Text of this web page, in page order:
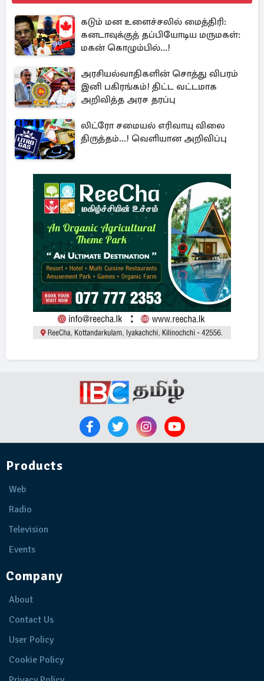
கடும் மன உளைச்சலில் மைத்திரி:
கனடாவுக்குத் தப்பியோடிய மருமகள்:
மகன் கொழும்பில்...!
அரசியல்வாதிகளின் சொத்து விபரம்
இனி பகிரங்கம்! திட்ட வட்டமாக
அறிவித்த அரச தரப்பு
லிட்ரோ சமையல் எரிவாயு விலை
திருத்தம்...! வெளியான அறிவிப்பு
Products
Web
Radio
Television
Events
Company
About
Contact Us
User Policy
Cookie Policy